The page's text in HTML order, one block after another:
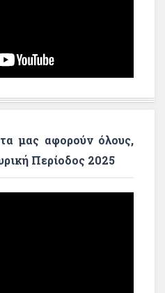
μας αφορούν όλους,
Περίοδος 2025